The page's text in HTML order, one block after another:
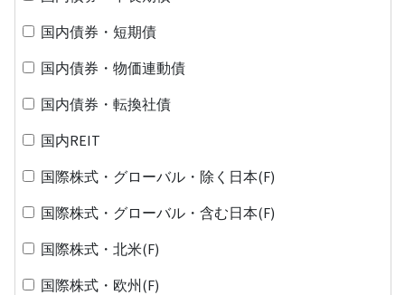
国内債券・短期債
国内債券・物価連動債
国内債券・転換社債
国内REIT
国際株式・グローバル・除く日本(F)
国際株式・グローバル・含む日本(F)
国際株式・北米(F)
国際株式・欧州(F)